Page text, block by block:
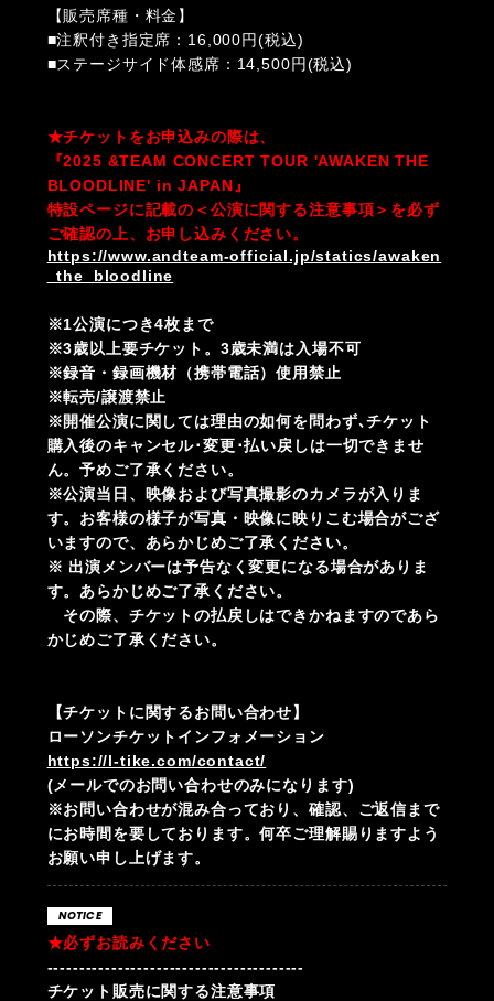
【販売席種・料金】
■注釈付き指定席：16,000円(税込)
■ステージサイド体感席：14,500円(税込)
★チケットをお申込みの際は、
『2025 &TEAM CONCERT TOUR 'AWAKEN THE
BLOODLINE' in JAPAN』
特設ページに記載の＜公演に関する注意事項＞を必ず
ご確認の上、お申し込みください。
https://www.andteam-official.jp/statics/awaken
_the_bloodline
※1公演につき4枚まで
※3歳以上要チケット。3歳未満は入場不可
※録音・録画機材（携帯電話）使用禁止
※転売/譲渡禁止
※開催公演に関しては理由の如何を問わず､チケット
購入後のキャンセル･変更･払い戻しは一切できませ
ん。予めご了承ください。
※公演当日、映像および写真撮影のカメラが入りま
す。お客様の様子が写真・映像に映りこむ場合がござ
いますので、あらかじめご了承ください。
※ 出演メンバーは予告なく変更になる場合がありま
す。あらかじめご了承ください。
その際、チケットの払戻しはできかねますのであら
かじめご了承ください。
【チケットに関するお問い合わせ】
ローソンチケットインフォメーション
https://l-tike.com/contact/
(メールでのお問い合わせのみになります)
※お問い合わせが混み合っており、確認、ご返信まで
にお時間を要しております。何卒ご理解賜りますよう
お願い申し上げます。
NOTICE
★必ずお読みください
----------------------------------------
チケット販売に関する注意事項